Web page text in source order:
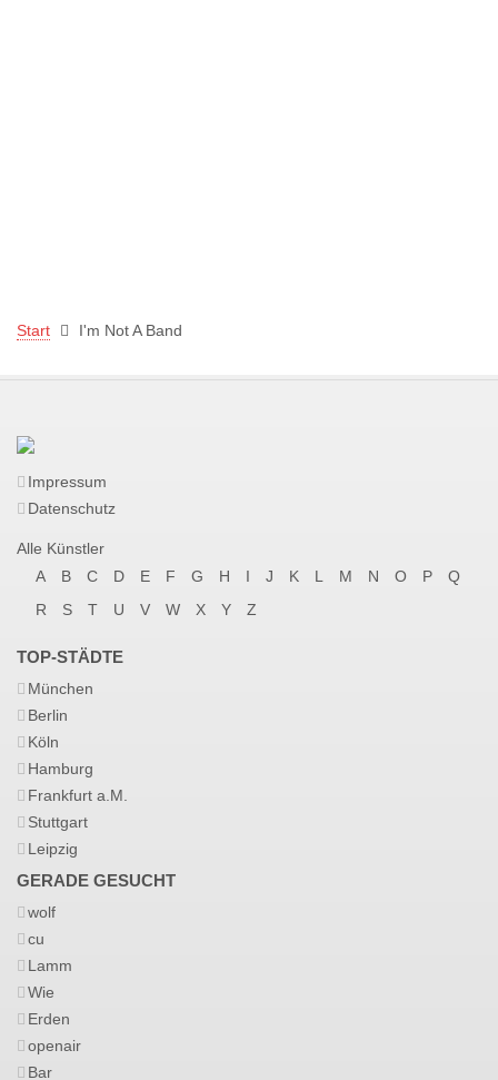
Start I'm Not A Band
Impressum
Datenschutz
Alle Künstler
A
B C D E F G H I J K L M N O P
Q
R
S T U V W X Y Z
TOP-STÄDTE
München
Berlin
Köln
Hamburg
Frankfurt a.M.
Stuttgart
Leipzig
GERADE GESUCHT
wolf
cu
Lamm
Wie
Erden
openair
Bar